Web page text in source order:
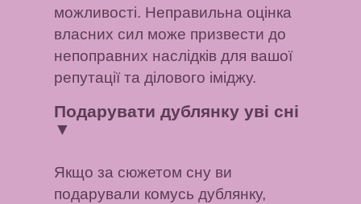
можливості. Неправильна оцінка
власних сил може призвести до
непоправних наслідків для вашої
репутації та ділового іміджу.
Подарувати дублянку уві сні
▼
Якщо за сюжетом сну ви
подарували комусь дублянку,